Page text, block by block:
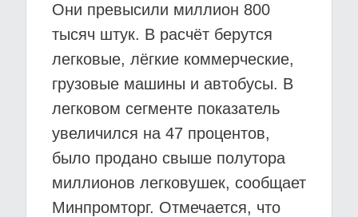
Они превысили миллион 800
тысяч штук. В расчёт берутся
легковые, лёгкие коммерческие,
грузовые машины и автобусы. В
легковом сегменте показатель
увеличился на 47 процентов,
было продано свыше полутора
миллионов легковушек, сообщает
Минпромторг. Отмечается, что